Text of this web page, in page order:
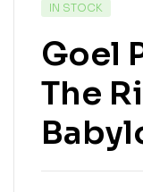
IN STOCK
Goel
The